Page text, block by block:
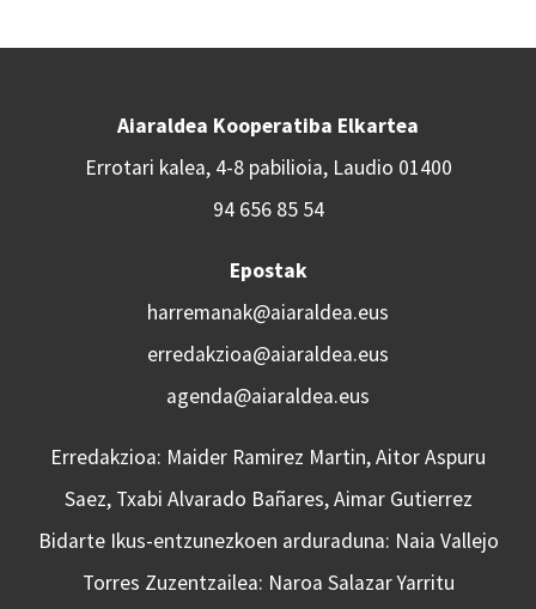
Aiaraldea Kooperatiba Elkartea
Errotari kalea, 4-8 pabilioia, Laudio 01400
94 656 85 54
Epostak
harremanak@aiaraldea.eus
erredakzioa@aiaraldea.eus
agenda@aiaraldea.eus
Erredakzioa: Maider Ramirez Martin, Aitor Aspuru
Saez, Txabi Alvarado Bañares, Aimar Gutierrez
Bidarte Ikus-entzunezkoen arduraduna: Naia Vallejo
Torres Zuzentzailea: Naroa Salazar Yarritu